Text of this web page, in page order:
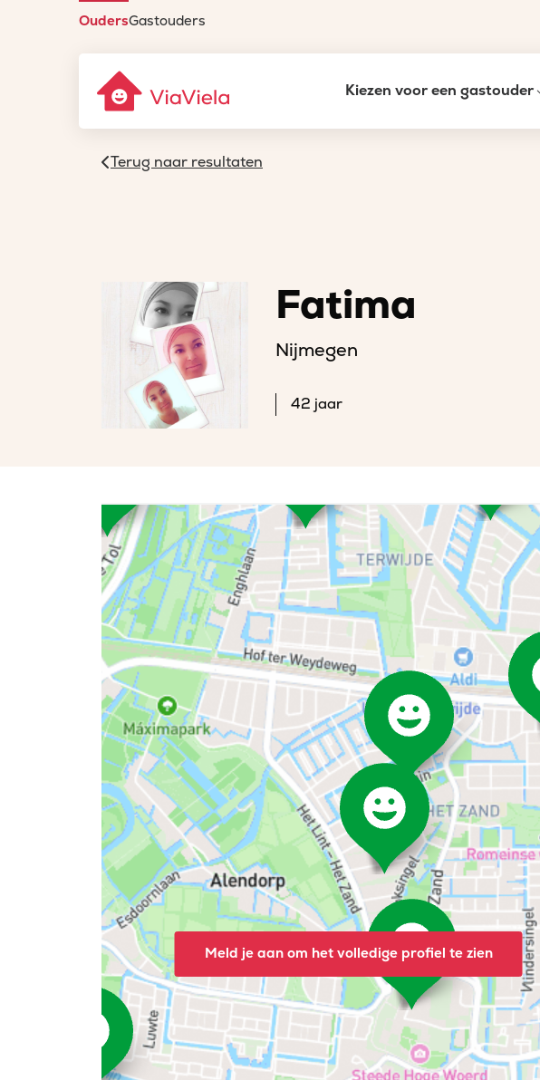
OudersGastouders
Kiezen voor een gastouder
Terug naar resultaten
Fatima
Nijmegen
42 jaar
Meld je aan om het volledige profiel te zien